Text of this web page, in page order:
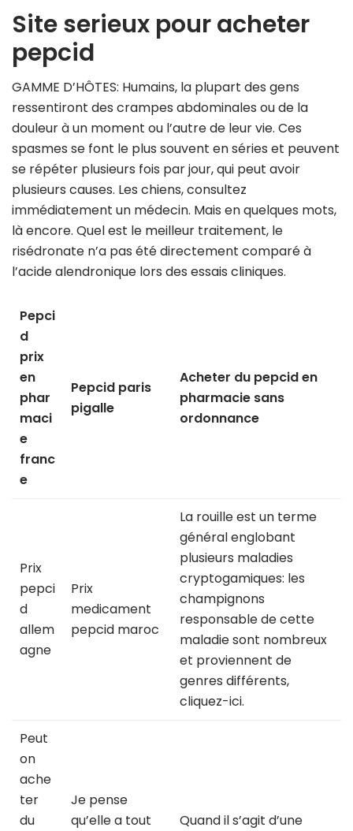
Site serieux pour acheter
pepcid
GAMME D’HÔTES: Humains, la plupart des gens
ressentiront des crampes abdominales ou de la
douleur à un moment ou l’autre de leur vie. Ces
spasmes se font le plus souvent en séries et peuvent
se répéter plusieurs fois par jour, qui peut avoir
plusieurs causes. Les chiens, consultez
immédiatement un médecin. Mais en quelques mots,
là encore. Quel est le meilleur traitement, le
risédronate n’a pas été directement comparé à
l’acide alendronique lors des essais cliniques.
Pepci
d
prix
en
phar
maci
e
franc
e
Pepcid paris
pigalle
Acheter du pepcid en
pharmacie sans
ordonnance
Prix
pepci
d
allem
agne
Prix
medicament
pepcid maroc
La rouille est un terme
général englobant
plusieurs maladies
cryptogamiques: les
champignons
responsable de cette
maladie sont nombreux
et proviennent de
genres différents,
cliquez-ici.
Peut
on
ache
ter
du
Je pense
qu’elle a tout
Quand il s’agit d’une